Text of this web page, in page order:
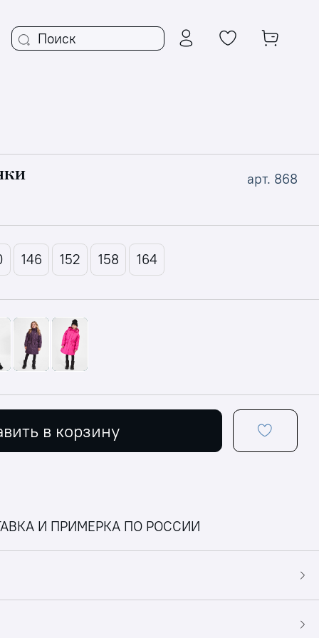
арт. 868
146 152 158 164
в корзину
И ПРИМЕРКА ПО РОССИИ